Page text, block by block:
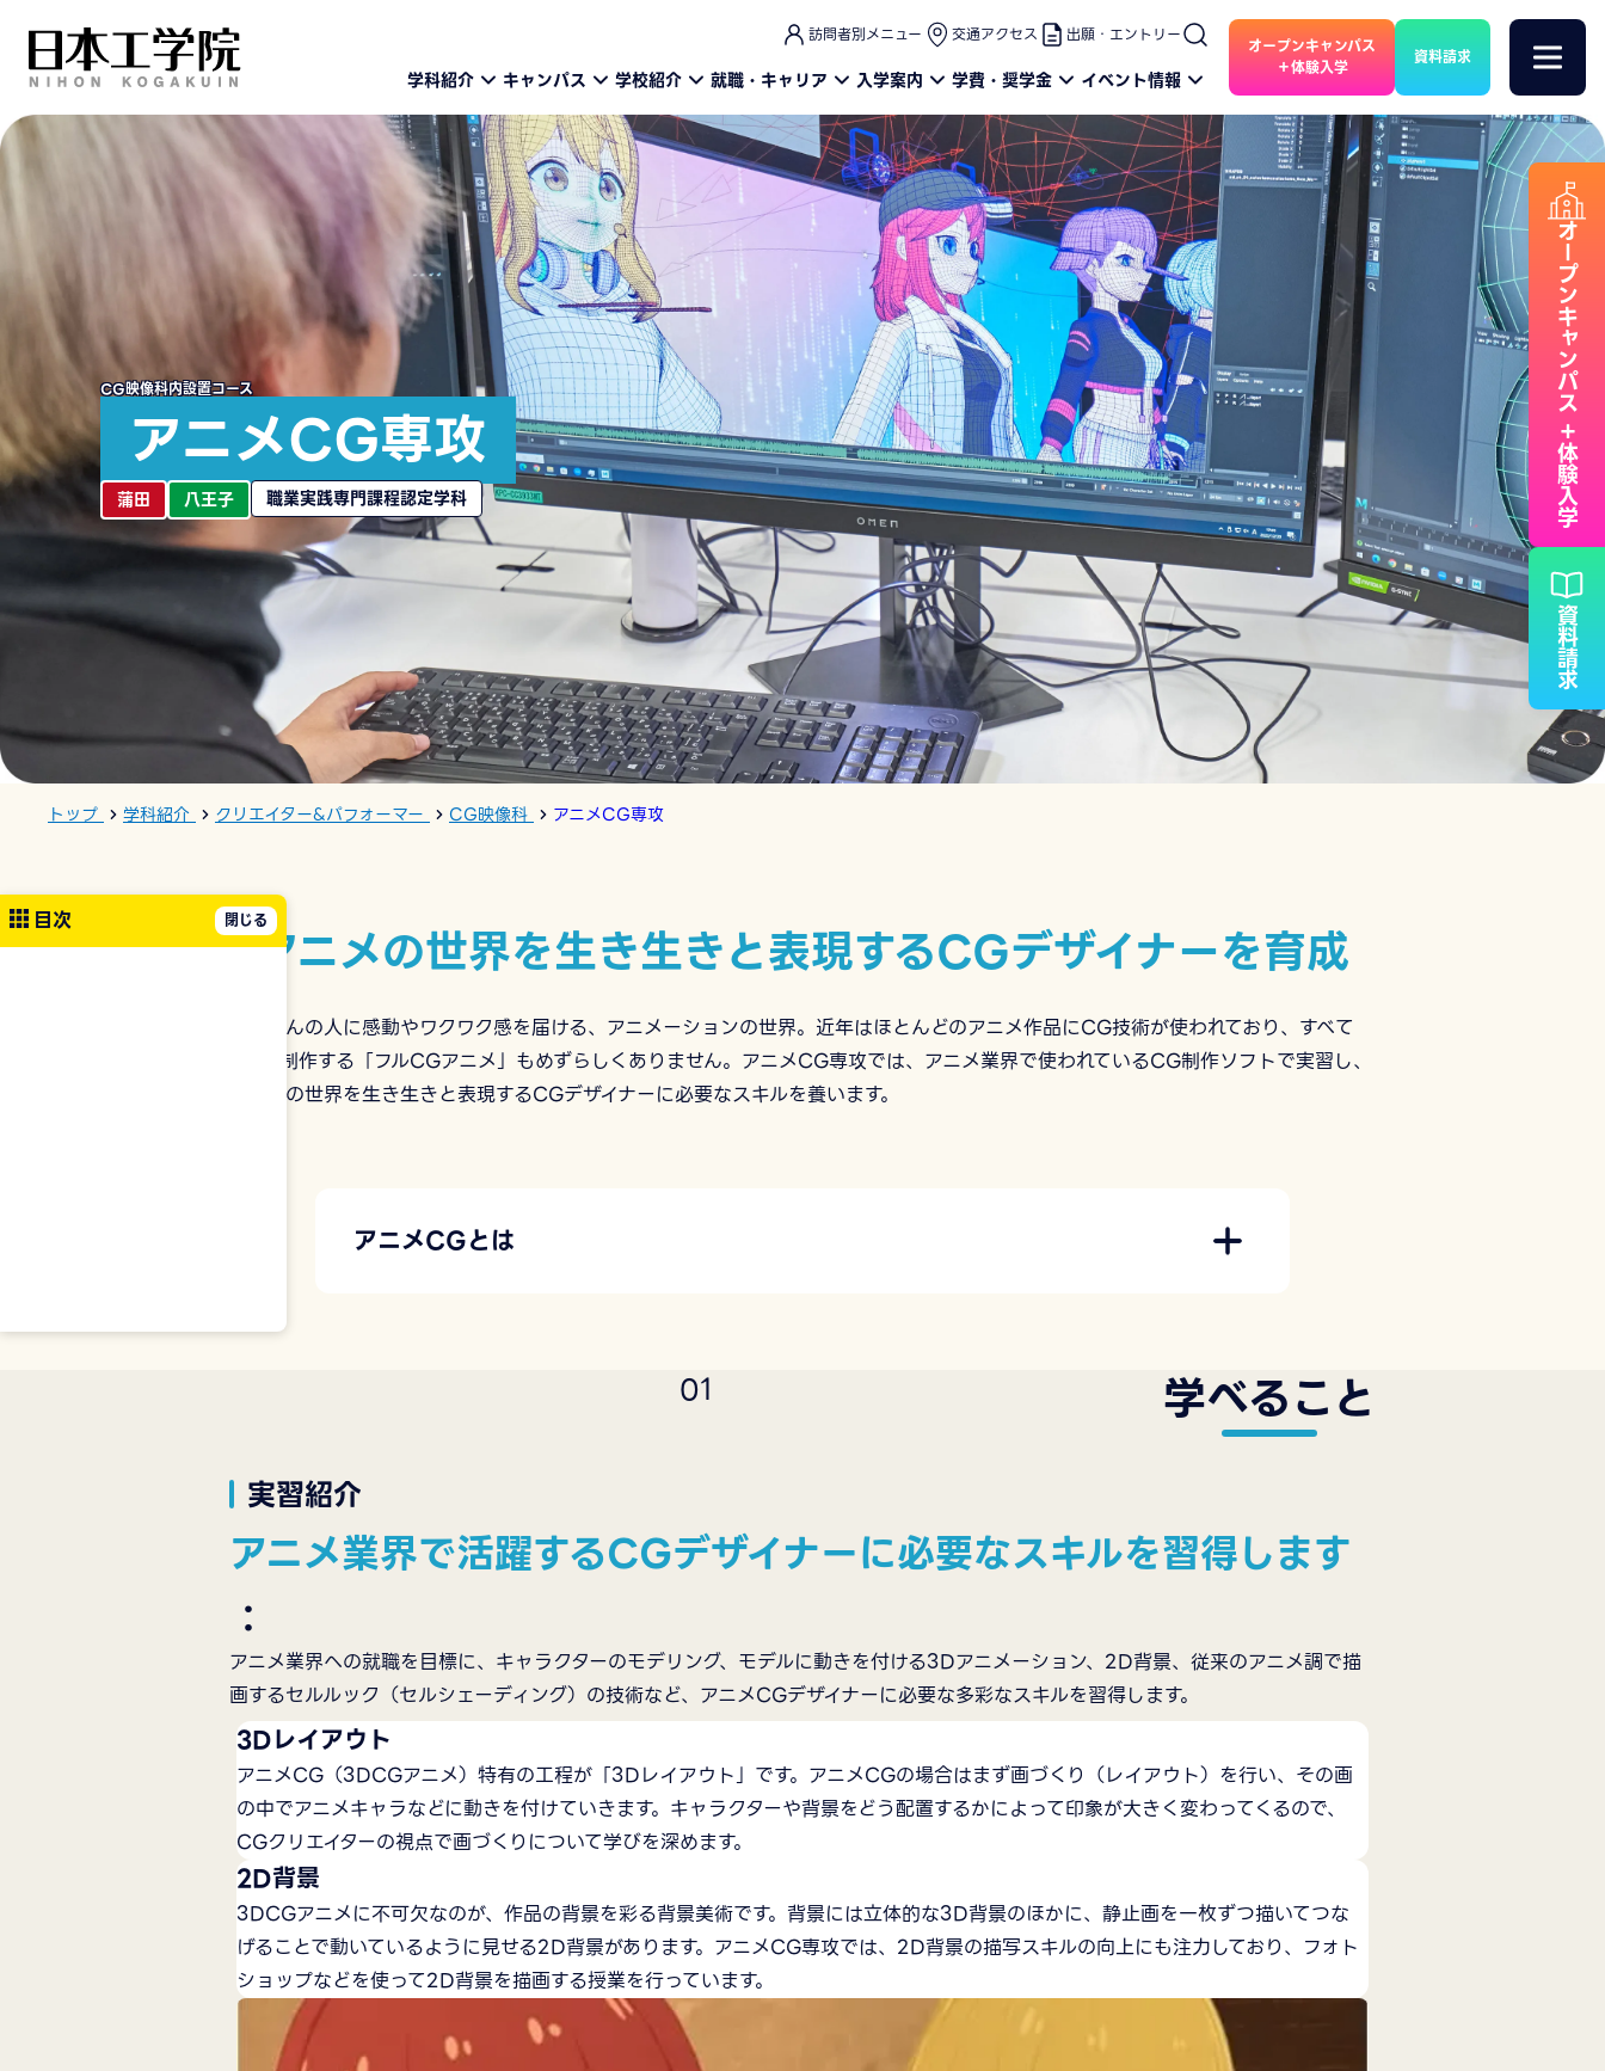
このページの本文へ
訪問者別メニュー 交通アクセス 出願・エントリー
学科紹介 キャンパス 学校紹介 就職・キャリア 入学案内 学費・奨学金 イベント情報
オープンキャンパス
＋体験入学
資料請求
CG映像科内設置コース
アニメCG専攻
蒲田 八王子 職業実践専門課程認定学科
トップ 学科紹介 クリエイター&パフォーマー CG映像科 アニメCG専攻
目次 アニメの世界を生き生きと表現するCGデザイナーを育成
たくさんの人に感動やワクワク感を届ける、アニメーションの世界。近年はほとんどのアニメ作品にCG技術が使われており、すべて
CGで制作する「フルCGアニメ」もめずらしくありません。アニメCG専攻では、アニメ業界で使われているCG制作ソフトで実習し、
アニメの世界を生き生きと表現するCGデザイナーに必要なスキルを養います。
アニメCGとは
01 学べること
実習紹介
：
アニメ業界で活躍するCGデザイナーに必要なスキルを習得します
アニメ業界への就職を目標に、キャラクターのモデリング、モデルに動きを付ける3Dアニメーション、2D背景、従来のアニメ調で描
画するセルルック（セルシェーディング）の技術など、アニメCGデザイナーに必要な多彩なスキルを習得します。
3Dレイアウト
アニメCG（3DCGアニメ）特有の工程が「3Dレイアウト」です。アニメCGの場合はまず画づくり（レイアウト）を行い、その画
の中でアニメキャラなどに動きを付けていきます。キャラクターや背景をどう配置するかによって印象が大きく変わってくるので、
CGクリエイターの視点で画づくりについて学びを深めます。
2D背景
3DCGアニメに不可欠なのが、作品の背景を彩る背景美術です。背景には立体的な3D背景のほかに、静止画を一枚ずつ描いてつな
げることで動いているように見せる2D背景があります。アニメCG専攻では、2D背景の描写スキルの向上にも注力しており、フォト
ショップなどを使って2D背景を描画する授業を行っています。
オープンキャンパス
＋体験入学
資料請求